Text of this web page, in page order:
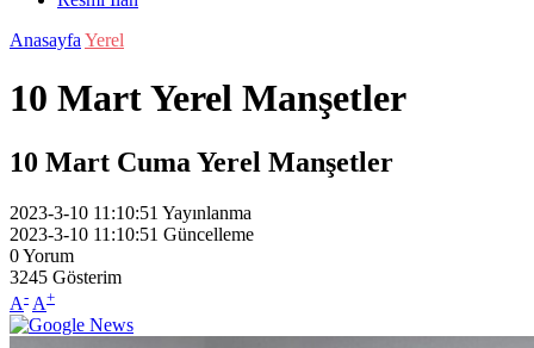
Anasayfa Yerel
10 Mart Yerel Manşetler
10 Mart Cuma Yerel Manşetler
2023-3-10 11:10:51 Yayınlanma
2023-3-10 11:10:51 Güncelleme
0Yorum
3245 Gösterim
A- A+